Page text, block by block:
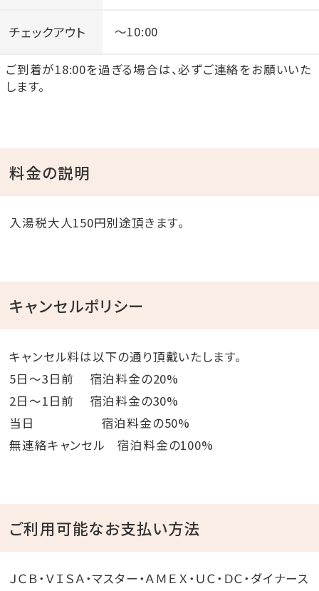
チェックアウト ～10:00
ご到着が18:00を過ぎる場合は、必ずご連絡をお願いいた
します。
料金の説明
入湯税大人150円別途頂きます。
キャンセルポリシー
キャンセル料は以下の通り頂戴いたします。
5日～3日前 宿泊料金の20%
2日～1日前 宿泊料金の30%
当日 宿泊料金の50%
無連絡キャンセル 宿泊料金の100%
ご利用可能なお支払い方法
ＪＣＢ・ＶＩＳＡ・マスター・ＡＭＥＸ・ＵＣ・ＤＣ・ダイナース